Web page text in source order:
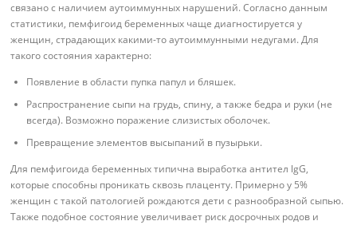
связано с наличием аутоиммунных нарушений. Согласно данным
статистики, пемфигоид беременных чаще диагностируется у
женщин, страдающих какими-то аутоиммунными недугами. Для
такого состояния характерно:
Появление в области пупка папул и бляшек.
Распространение сыпи на грудь, спину, а также бедра и руки (не
всегда). Возможно поражение слизистых оболочек.
Превращение элементов высыпаний в пузырьки.
Для пемфигоида беременных типична выработка антител lgG,
которые способны проникать сквозь плаценту. Примерно у 5%
женщин с такой патологией рождаются дети с разнообразной сыпью.
Также подобное состояние увеличивает риск досрочных родов и